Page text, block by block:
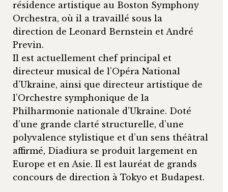
résidence artistique au Boston Symphony
Orchestra, où il a travaillé sous la
direction de Leonard Bernstein et André
Previn.
Il est actuellement chef principal et
directeur musical de l’Opéra National
d’Ukraine, ainsi que directeur artistique de
l’Orchestre symphonique de la
Philharmonie nationale d’Ukraine. Doté
d’une grande clarté structurelle, d’une
polyvalence stylistique et d’un sens théâtral
affirmé, Diadiura se produit largement en
Europe et en Asie. Il est lauréat de grands
concours de direction à Tokyo et Budapest.